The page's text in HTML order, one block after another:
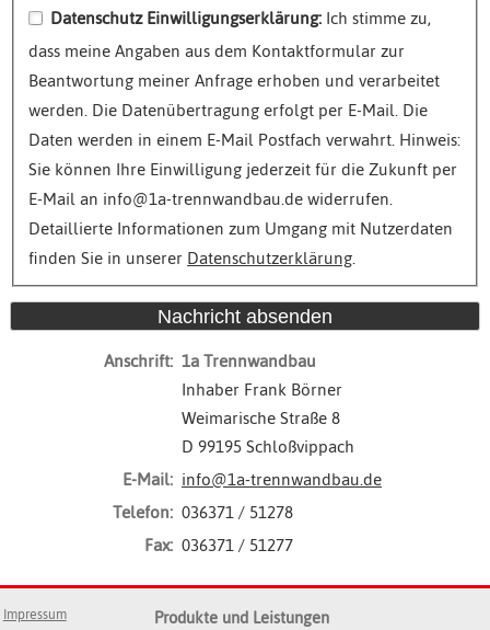
Datenschutz Einwilligungserklärung:Ich stimme zu,
dass meine Angaben aus dem Kontaktformular zur
Beantwortung meiner Anfrage erhoben und verarbeitet
werden. Die Datenübertragung erfolgt per E-Mail. Die
Daten werden in einem E-Mail Postfach verwahrt. Hinweis:
Sie können Ihre Einwilligung jederzeit für die Zukunft per
E-Mail an info@1a-trennwandbau.de widerrufen.
Detaillierte Informationen zum Umgang mit Nutzerdaten
finden Sie in unsererDatenschutzerklärung.
Nachricht absenden
Anschrift: 1a Trennwandbau
Inhaber Frank Börner
Weimarische Straße 8
D 99195 Schloßvippach
E-Mail: info@1a-trennwandbau.de
Telefon: 036371 / 51278
Fax: 036371 / 51277
Impressum Produkte und Leistungen